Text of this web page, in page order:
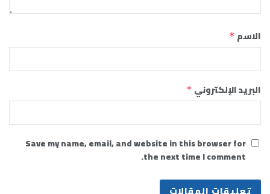
الاسم *
البريد الإلكتروني *
Save my name, email, and website in this browser for
the next time I comment.